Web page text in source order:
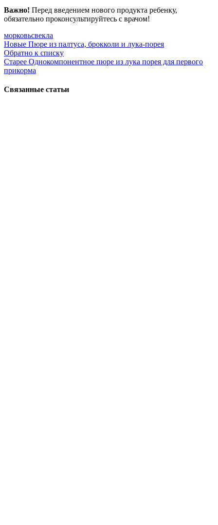
Важно! Перед введением нового продукта ребенку,
обязательно проконсультируйтесь с врачом!
морковьсвекла
Новые Пюре из палтуса, брокколи и лука-порея
Обратно к списку
Старее Однокомпонентное пюре из лука порея для первого
прикорма
Связанные статьи